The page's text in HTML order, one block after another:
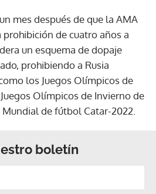
mes después de que la AMA
de cuatro años a
un esquema de dopaje
prohibiendo a Rusia
los Juegos Olímpicos de
Olímpicos de Invierno de
de fútbol Catar-2022.
boletín